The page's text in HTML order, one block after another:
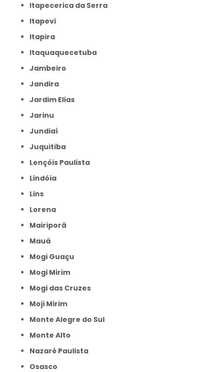
Itapecerica da Serra
Itapevi
Itapira
Itaquaquecetuba
Jambeiro
Jandira
Jardim Elias
Jarinu
Jundiaí
Juquitiba
Lençóis Paulista
Lindóia
Lins
Lorena
Mairiporã
Mauá
Mogi Guaçu
Mogi Mirim
Mogi das Cruzes
Moji Mirim
Monte Alegre do Sul
Monte Alto
Nazaré Paulista
Osasco